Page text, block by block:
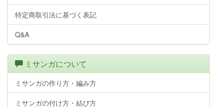
特定商取引法に基づく表記
Q&A
ミサンガについて
ミサンガの作り方・編み方
ミサンガの付け方・結び方